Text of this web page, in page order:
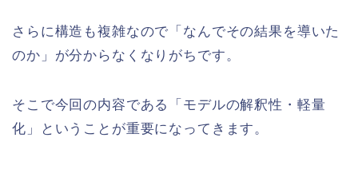
さらに構造も複雑なので「なんでその結果を導いた
のか」が分からなくなりがちです。
そこで今回の内容である「モデルの解釈性・軽量
化」ということが重要になってきます。